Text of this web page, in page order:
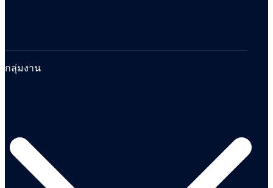
กลุ่มงาน